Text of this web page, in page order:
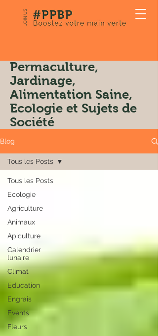
JOIN US
Permaculture,
Jardinage,
Alimentation Saine,
Ecologie et Sujets de
Société
Blog
Tous les Posts
Ecologie
Agriculture
Animaux
Apiculture
Calendrier
lunaire
Climat
Education
Engrais
Events
Fleurs
Tous les Posts